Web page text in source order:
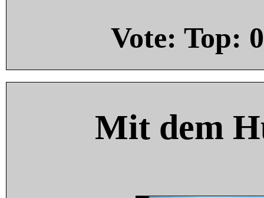
Vote: Top: 0
Mit dem